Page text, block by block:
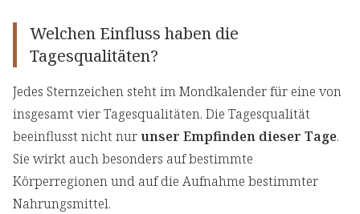
Welchen Einfluss haben die
Tagesqualitäten?
Jedes Sternzeichen steht im Mondkalender für eine von
insgesamt vier Tagesqualitäten. Die Tagesqualität
beeinflusst nicht nurunser Empfinden dieser Tage.
Sie wirkt auch besonders auf bestimmte
Körperregionen und auf die Aufnahme bestimmter
Nahrungsmittel.